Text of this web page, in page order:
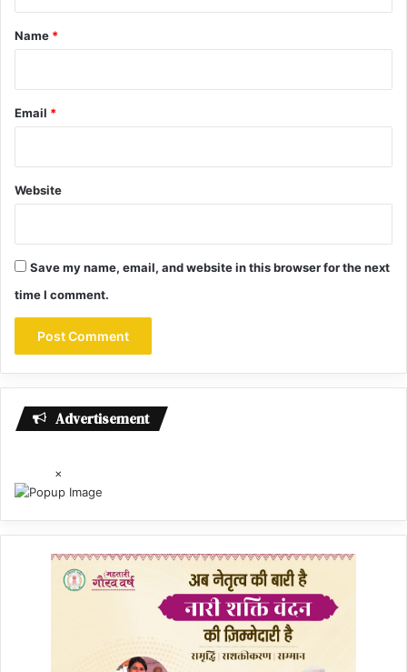
*
Name *
Email *
Website
Save my name, email, and website in this browser for the next
time I comment.
Advertisement
×